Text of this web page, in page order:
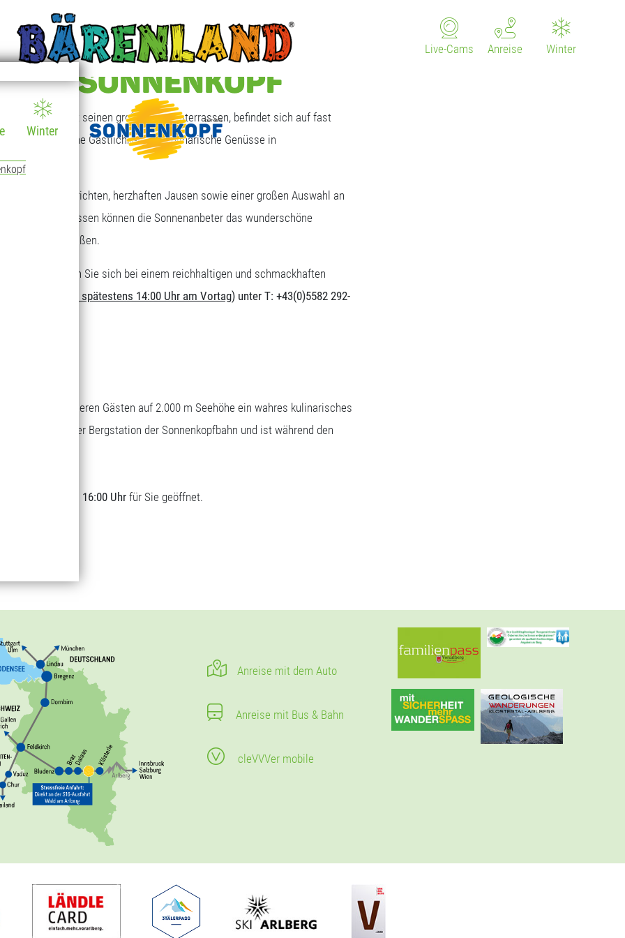
Winter
Winter
Anreise
Live-Cams
AM SONNENKOPF
Sonnenkopf mit seinen großen Sonnenterrassen, befindet sich auf fast
die freundliche Gastlichkeit und kulinarische Genüsse in
Tagesgerichten, herzhaften Jausen sowie einer großen Auswahl an
Sonnenterrassen können die Sonnenanbeter das wunderschöne
genießen.
Art. Stärken Sie sich bei einem reichhaltigen und schmackhaften
( bis spätestens 14:00 Uhr am Vortag) unter T: +43(0)5582 292-
bietet unseren Gästen auf 2.000 m Seehöhe ein wahres kulinarisches
direkt bei der Bergstation der Sonnenkopfbahn und ist während den
09:00 bis 16:00 Uhrfür Sie geöffnet.
Anreise mit dem Auto
Anreise mit Bus & Bahn
cleVVVer mobile